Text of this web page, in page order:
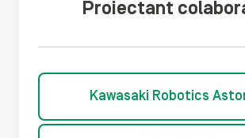
Proiectant
Kawasaki Robotics